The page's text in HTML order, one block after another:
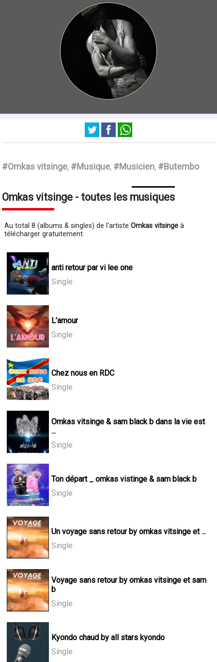
#Omkas vitsinge, #Musique, #Musicien, #Butembo
Omkas vitsinge - toutes les musiques
Au total 8 (albums & singles) de l'artisteOmkas vitsinge à
télécharger gratuitement.
anti retour par vi lee one
Single
L’amour
Single
Chez nous en RDC
Single
Omkas vitsinge & sam black b dans la vie est
...
Single
Ton départ _ omkas vistinge & sam black b
Single
Un voyage sans retour by omkas vitsinge et ...
Single
Voyage sans retour by omkas vitsinge et sam
b
Single
Kyondo chaud by all stars kyondo
Single